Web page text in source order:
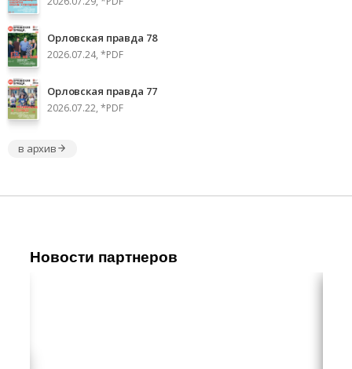
Орловская правда 78
2026.07.24, *PDF
Орловская правда 77
2026.07.22, *PDF
в архив
Новости партнеров